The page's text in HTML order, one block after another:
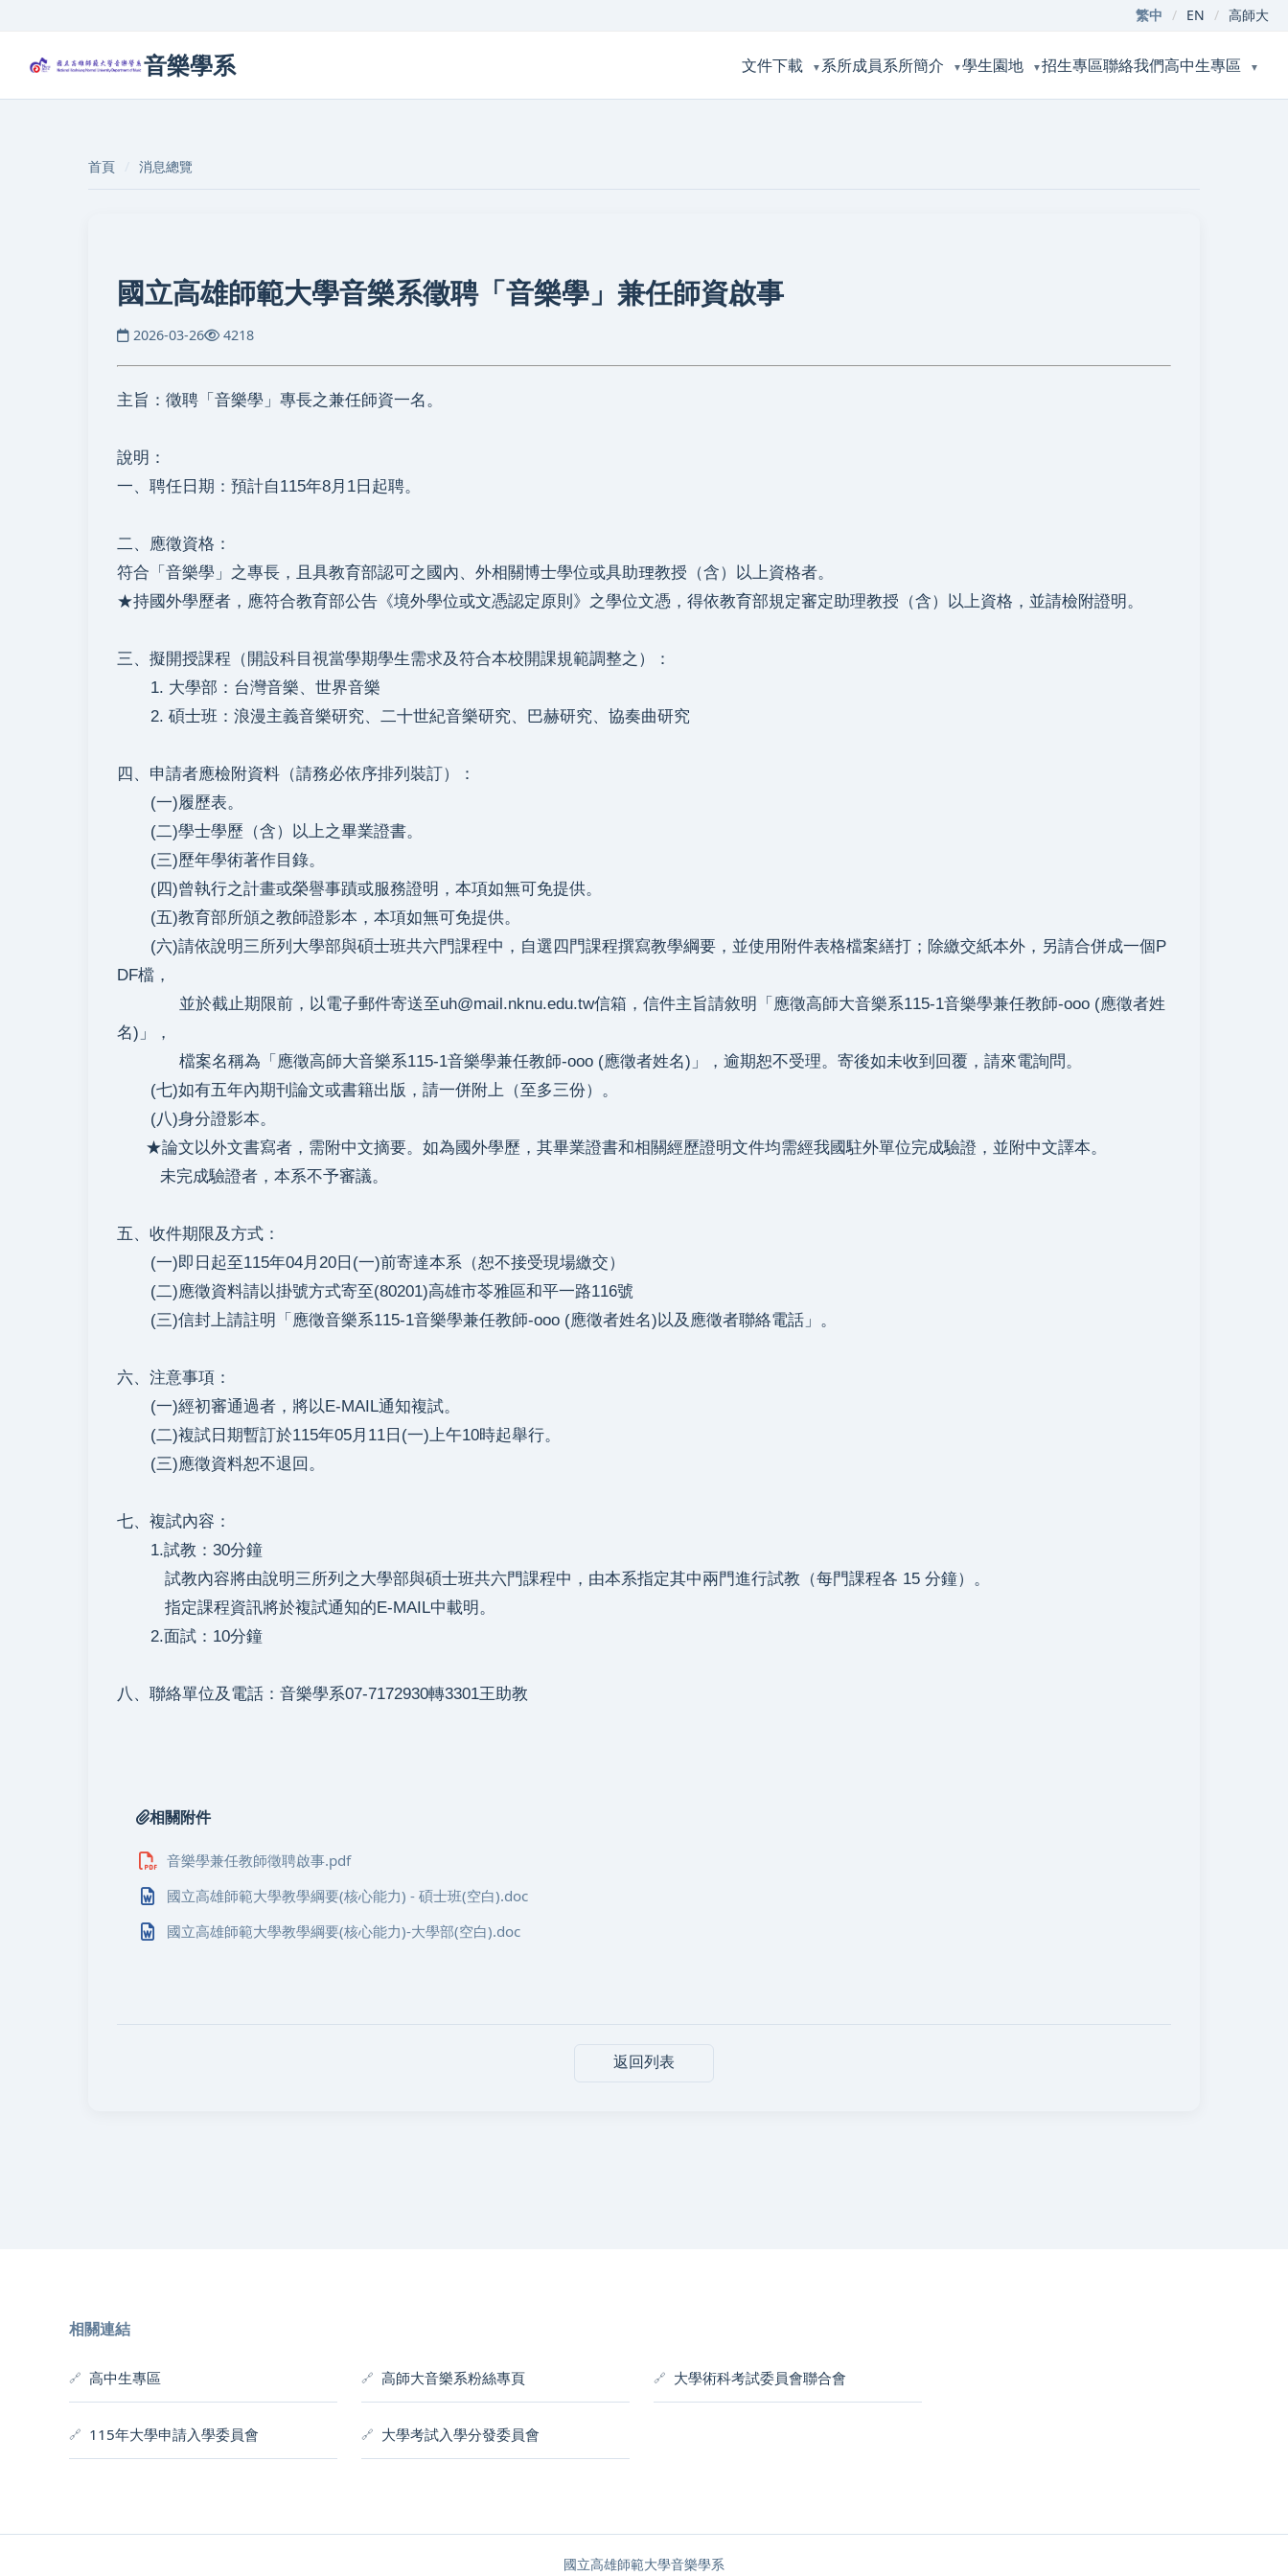
繁中 / EN / 高師大
音樂學系 文件下載 ▼ 系所成員系所簡介 ▼學生園地 ▼招生專區聯絡我們高中生專區 ▼
首頁 消息總覽
國立高雄師範大學音樂系徵聘「音樂學」兼任師資啟事
2026-03-26 4218
主旨：徵聘「音樂學」專長之兼任師資一名。
說明：
一、聘任日期：預計自115年8月1日起聘。
二、
應徵資格：
符合「音樂學」之專長，且具教育部認可之國內、外相關博士學位或具助理教授（含）以上資格者。
★持國外學歷者，應符合教育部公告《境外學位或文憑認定原則》之學位文憑，得依教育部規定審定助理教授（含）以上資格，並請檢附證明。
三、擬開授課程（開設科目視當學期學生需求及符合本校開課規範調整之）：
1. 大學部：台灣音樂、 世界音樂
2. 碩士班：浪漫主義音樂研究、 二十世紀音樂研究、 巴赫研究、 協奏曲研究
四、申請者應檢附資料（請務必依序排列裝訂）：
(一)履歷表。
(二)學士學歷（含）以上之畢業證書。
(三)歷年學術著作目錄。
(四)曾執行之計畫或榮譽事蹟或服務證明，本項如無可免提供。
(五)教育部所頒之教師證影本，本項如無可免提供。
(六)請依說明三所列大學部與碩士班共六門課程中，自選四門課程撰寫教學綱要，並使用附件表格檔案繕打；除繳交紙本外，另請合併成一個P
DF檔，
並於截止期限前，以電子郵件寄送至uh@mail.nknu.edu.tw信箱，信件主旨請敘明「應徵高師大音樂系115-1音樂學兼任教師-ooo (應徵者姓
名)」，
檔案名稱為「應徵高師大音樂系115-1音樂學兼任教師-ooo (應徵者姓名)」，逾期恕不受理。寄後如未收到回覆，請來電詢問。
(七)如有五年內期刊論文或書籍出版，請一併附上（至多三份）。
(八)身分證影本。
★論文以外文書寫者，需附中文摘要。如為國外學歷，其畢業證書和相關經歷證明文件均需經我國駐外單位完成驗證，並附中文譯本。
未完成驗證者，本系不予審議。
五、收件期限及方式：
(一)即日起至115年04月20日(一)前寄達本系（恕不接受現場繳交）
(二)應徵資料請以掛號方式寄至(80201)高雄市苓雅區和平一路116號
(三)信封上請註明「應徵音樂系115-1音樂學兼任教師-ooo (應徵者姓名)以及應徵者聯絡電話」。
六、注意事項：
(一)經初審通過者，將以E-MAIL通知複試。
(二)複試日期暫訂於115年05月11日(一)上午10時起舉行。
(三)應徵資料恕不退回。
七、複試內容：
1.試教：30分鐘
試教內容將由說明三所列之大學部與碩士班共六門課程中，由本系指定其中兩門進行試教（每門課程各 15 分鐘）。
指定課程資訊將於複試通知的E-MAIL中載明。
2.面試：10分鐘
八、聯絡單位及電話：音樂學系07-7172930轉3301王助教
相關附件
音樂學兼任教師徵聘啟事.pdf
國立高雄師範大學教學綱要(核心能力) - 碩士班(空白).doc
國立高雄師範大學教學綱要(核心能力)-大學部(空白).doc
相關連結
高中生專區 高師大音樂系粉絲專頁 大學術科考試委員會聯合會
115年大學申請入學委員會 大學考試入學分發委員會
國立高雄師範大學音樂學系